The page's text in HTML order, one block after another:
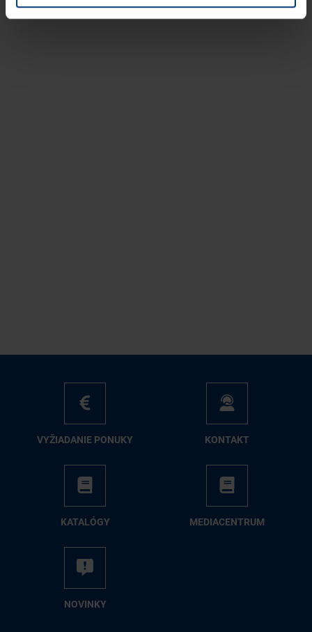
VY­ŽIA­DA­NIE PO­NU­KY KON­TAKT
KA­TA­LÓ­GY ME­DIA­CEN­TRUM
NO­VIN­KY